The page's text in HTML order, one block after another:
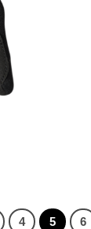
4 5 6